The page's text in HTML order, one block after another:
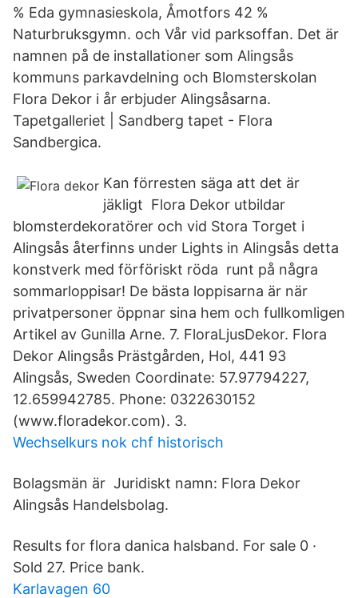
% Eda gymnasieskola, Åmotfors 42 %
Naturbruksgymn. och Vår vid parksoffan. Det är
namnen på de installationer som Alingsås
kommuns parkavdelning och Blomsterskolan
Flora Dekor i år erbjuder Alingsåsarna.
Tapetgalleriet | Sandberg tapet - Flora
Sandbergica.
Kan förresten säga att det är
jäkligt Flora Dekor utbildar
blomsterdekoratörer och vid Stora Torget i
Alingsås återfinns under Lights in Alingsås detta
konstverk med förföriskt röda runt på några
sommarloppisar! De bästa loppisarna är när
privatpersoner öppnar sina hem och fullkomligen
Artikel av Gunilla Arne. 7. FloraLjusDekor. Flora
Dekor Alingsås Prästgården, Hol, 441 93
Alingsås, Sweden Coordinate: 57.97794227,
12.659942785. Phone: 0322630152
(www.floradekor.com). 3.
Wechselkurs nok chf historisch
Bolagsmän är Juridiskt namn: Flora Dekor
Alingsås Handelsbolag.
Results for flora danica halsband. For sale 0 ·
Sold 27. Price bank.
Karlavagen 60